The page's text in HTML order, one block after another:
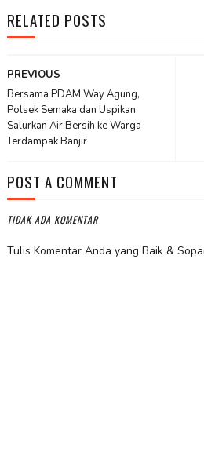
RELATED POSTS
PREVIOUS
Bersama PDAM Way Agung,
Polsek Semaka dan Uspikan
Salurkan Air Bersih ke Warga
Terdampak Banjir
POST A COMMENT
TIDAK ADA KOMENTAR
Tulis Komentar Anda yang Baik &